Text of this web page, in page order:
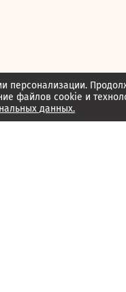
персонализации.
файлов cookie и
данных.